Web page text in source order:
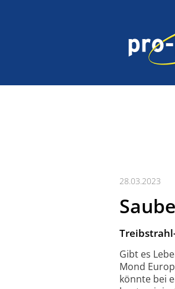
28.03.2023
Gibt es
Mond
könnte bei